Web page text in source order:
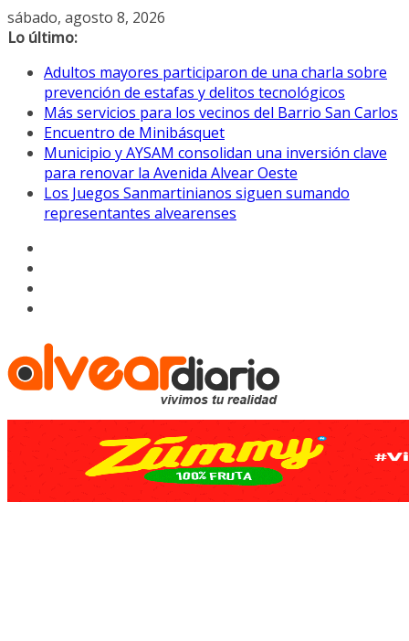
Saltar
al
sábado, agosto 8, 2026
Lo último:
Adultos mayores participaron de una charla sobre
prevención de estafas y delitos tecnológicos
Más servicios para los vecinos del Barrio San Carlos
Encuentro de Minibásquet
Municipio y AYSAM consolidan una inversión clave
para renovar la Avenida Alvear Oeste
Los Juegos Sanmartinianos siguen sumando
representantes alvearenses